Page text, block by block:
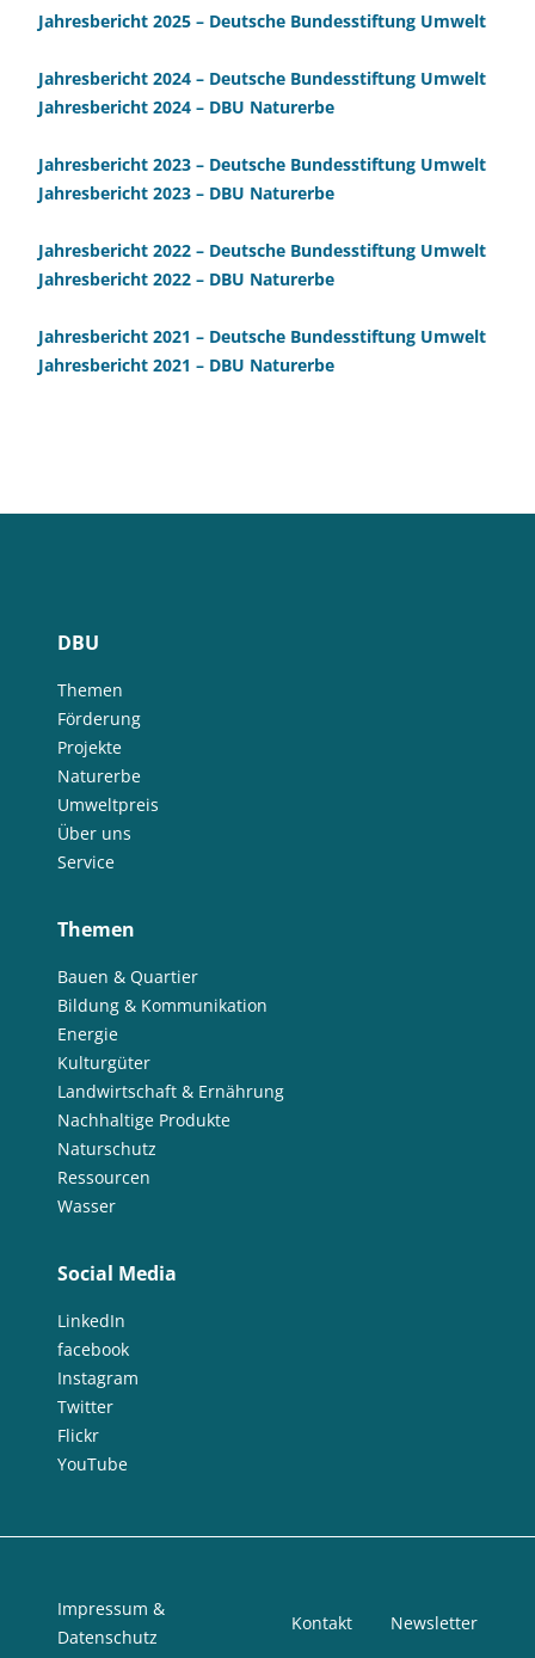
Jahresbericht 2025 – Deutsche Bundesstiftung Umwelt
Jahresbericht 2024 – Deutsche Bundesstiftung Umwelt
Jahresbericht 2024 – DBU Naturerbe
Jahresbericht 2023 – Deutsche Bundesstiftung Umwelt
Jahresbericht 2023 – DBU Naturerbe
Jahresbericht 2022 – Deutsche Bundesstiftung Umwelt
Jahresbericht 2022 – DBU Naturerbe
Jahresbericht 2021 – Deutsche Bundesstiftung Umwelt
Jahresbericht 2021 – DBU Naturerbe
DBU
Themen
Förderung
Projekte
Naturerbe
Umweltpreis
Über uns
Service
Themen
Bauen & Quartier
Bildung & Kommunikation
Energie
Kulturgüter
Landwirtschaft & Ernährung
Nachhaltige Produkte
Naturschutz
Ressourcen
Wasser
Social Media
LinkedIn
facebook
Instagram
Twitter
Flickr
YouTube
Impressum &
Datenschutz
Kontakt Newsletter